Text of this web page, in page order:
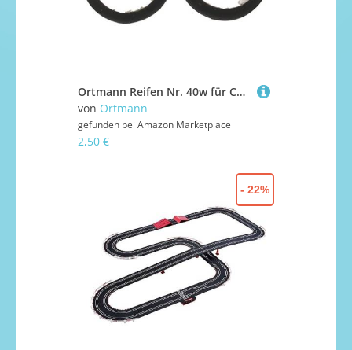
Ortmann Reifen Nr. 40w für Carrera Servo 140 Vorne 12 x 15 4mm
von Ortmann
gefunden bei Amazon Marketplace
2,50 €
- 22%